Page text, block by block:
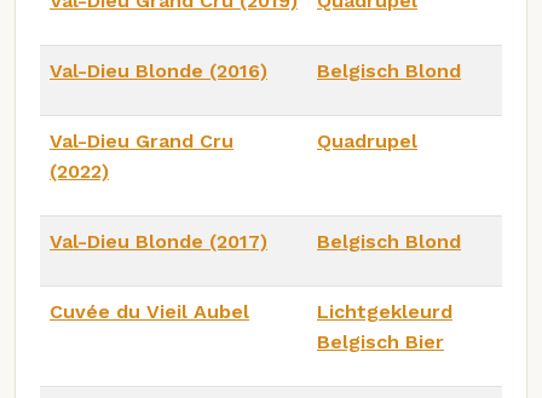
Val-Dieu Blonde (2016) Belgisch Blond
Val-Dieu Grand Cru
(2022)
Quadrupel
Val-Dieu Blonde (2017) Belgisch Blond
Cuvée du Vieil Aubel
Lichtgekleurd
Belgisch Bier